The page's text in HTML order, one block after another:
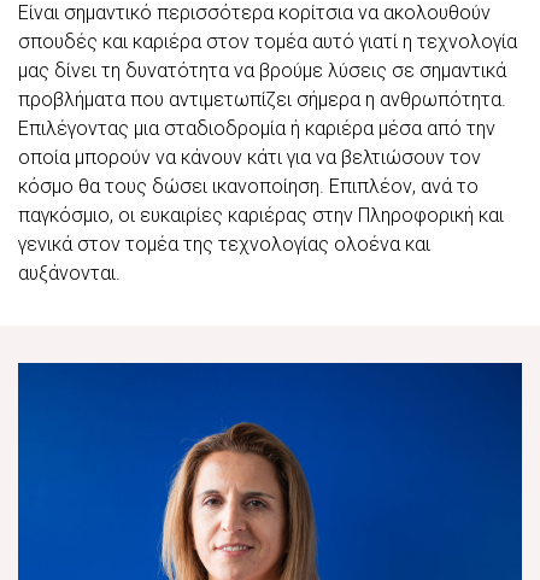
Είναι σημαντικό περισσότερα κορίτσια να ακολουθούν
σπουδές και καριέρα στον τομέα αυτό γιατί η τεχνολογία
μας δίνει τη δυνατότητα να βρούμε λύσεις σε σημαντικά
προβλήματα που αντιμετωπίζει σήμερα η ανθρωπότητα.
Επιλέγοντας μια σταδιοδρομία ή καριέρα μέσα από την
οποία μπορούν να κάνουν κάτι για να βελτιώσουν τον
κόσμο θα τους δώσει ικανοποίηση. Επιπλέον, ανά το
παγκόσμιο, οι ευκαιρίες καριέρας στην Πληροφορική και
γενικά στον τομέα της τεχνολογίας ολοένα και
αυξάνονται.